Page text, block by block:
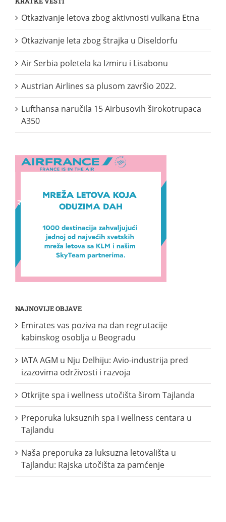
Otkazivanje letova zbog aktivnosti vulkana Etna
Otkazivanje leta zbog štrajka u Diseldorfu
Air Serbia poletela ka Izmiru i Lisabonu
Austrian Airlines sa plusom završio 2022.
Lufthansa naručila 15 Airbusovih širokotrupaca
A350
NAJNOVIJE OBJAVE
Emirates vas poziva na dan regrutacije
kabinskog osoblja u Beogradu
IATA AGM u Nju Delhiju: Avio-industrija pred
izazovima održivosti i razvoja
Otkrijte spa i wellness utočišta širom Tajlanda
Preporuka luksuznih spa i wellness centara u
Tajlandu
Naša preporuka za luksuzna letovališta u
Tajlandu: Rajska utočišta za pamćenje